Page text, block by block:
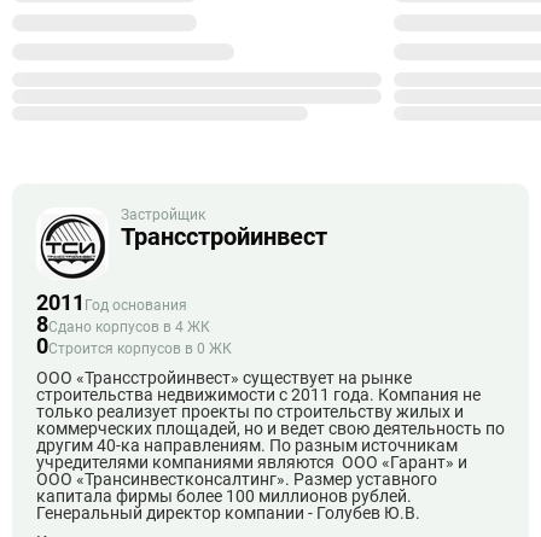
Застройщик
Трансстройинвест
2011 Год основания
8Сдано корпусов в 4 ЖК
0Строится корпусов в 0 ЖК
ООО «Трансстройинвест» существует на рынке
строительства недвижимости с 2011 года. Компания не
только реализует проекты по строительству жилых и
коммерческих площадей, но и ведет свою деятельность по
другим 40-ка направлениям. По разным источникам
учредителями компаниями являются ООО «Гарант» и
ООО «Трансинвестконсалтинг». Размер уставного
капитала фирмы более 100 миллионов рублей.
Генеральный директор компании - Голубев Ю.В.